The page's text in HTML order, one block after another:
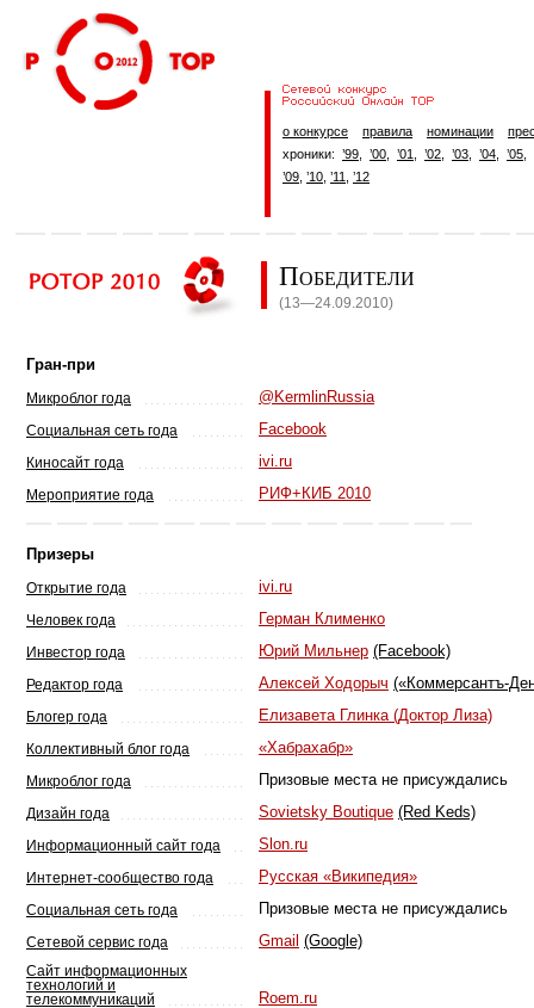
о конкурсе правила номинации
хроники: ’99 ’00 ’01 ’02 ’03 ’04 ’05
’09 ’10 ’11 ’12
Победители
(13—24.09.2010)
Гран-при
Микроблог года @KermlinRussia
Социальная сеть года Facebook
Киносайт года ivi.ru
Мероприятие года РИФ+КИБ 2010
Призеры
Открытие года ivi.ru
Человек года Герман Клименко
Инвестор года Юрий Мильнер (Facebook)
Редактор года Алексей Ходорыч («Коммерсантъ-
Блогер года Елизавета Глинка (Доктор Лиза)
Коллективный блог года «Хабрахабр»
Микроблог года Призовые места не присуждались
Дизайн года Sovietsky Boutique (Red Keds)
Информационный сайт года Slon.ru
Интернет-сообщество года Русская «Википедия»
Социальная сеть года Призовые места не присуждались
Сетевой сервис года Gmail (Google)
Сайт информационных
технологий и
телекоммуникаций
Roem.ru